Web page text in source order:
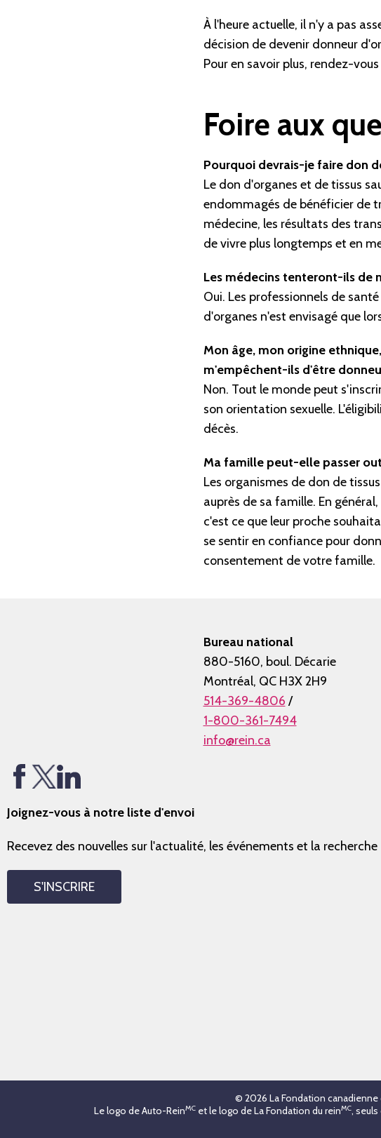
À l'heure actuelle, il n'y a pas
décision de devenir donneur
Pour en savoir plus, rendez-vous
Foire aux
Pourquoi devrais-je faire don
Le don d'organes et de tissus
endommagés de bénéficier de
médecine, les résultats des
de vivre plus longtemps et en
Les médecins tenteront-ils de
Oui. Les professionnels de
d'organes n'est envisagé que
Mon âge, mon origine
m'empêchent-ils d'être
Non. Tout le monde peut
son orientation sexuelle.
décès.
Ma famille peut-elle passer
Les organismes de don de
auprès de sa famille. En
c'est ce que leur proche
se sentir en confiance pour
consentement de votre famille.
Bureau national
880-5160, boul. Décarie
Montréal, QC H3X 2H9
514-369-4806 /
1-800-361-7494
info@rein.ca
Joignez-vous à notre liste d'envoi
Recevez des nouvelles sur l'actualité, les événements et la recherche
S'INSCRIRE
© 2026 La Fondation canadienne
Le logo de Auto-ReinMCet le logo de La Fondation du reinMC,